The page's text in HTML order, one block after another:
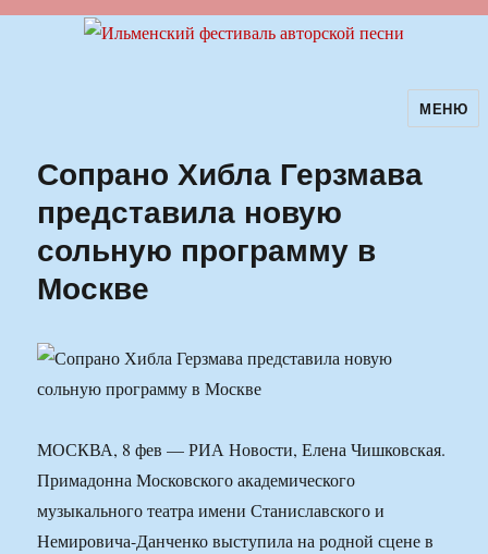
Ильменский фестиваль авторскойМЕНЮ
Сопрано Хибла Герзмава
представила новую
сольную программу в
Москве
МОСКВА, 8 фев — РИА Новости, Елена Чишковская.
Примадонна Московского академического
музыкального театра имени Станиславского и
Немировича-Данченко выступила на родной сцене в